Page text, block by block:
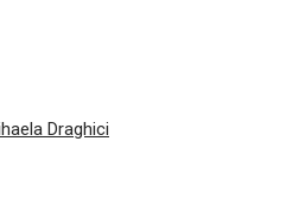
Draghici